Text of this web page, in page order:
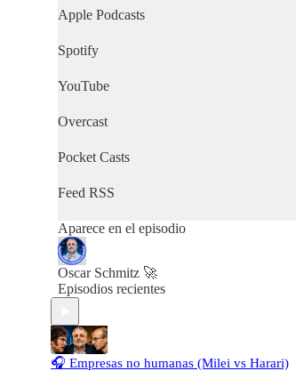
Apple Podcasts
Spotify
YouTube
Overcast
Pocket Casts
Feed RSS
Aparece en el episodio
Oscar Schmitz 🚀
Episodios recientes
🎧 Empresas no humanas (Milei vs Harari)